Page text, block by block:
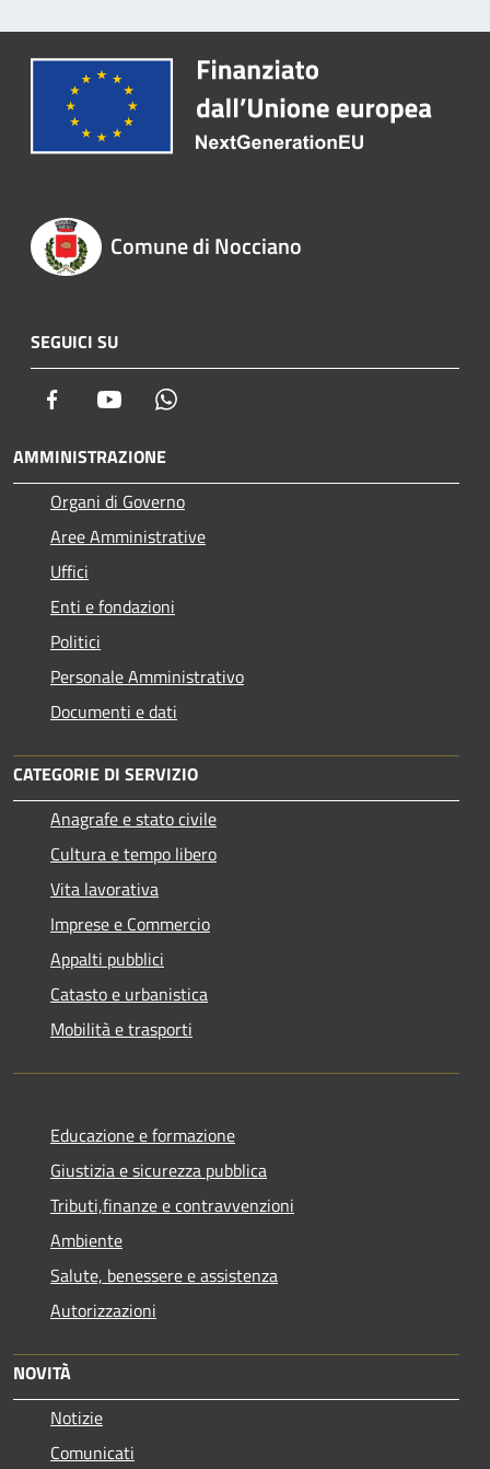
Comune di Nocciano
SEGUICI SU
Facebook Youtube
AMMINISTRAZIONE
Organi di Governo
Aree Amministrative
Uffici
Enti e fondazioni
Politici
Personale Amministrativo
Documenti e dati
CATEGORIE DI SERVIZIO
Anagrafe e stato civile
Cultura e tempo libero
Vita lavorativa
Imprese e Commercio
Appalti pubblici
Catasto e urbanistica
Mobilità e trasporti
Educazione e formazione
Giustizia e sicurezza pubblica
Tributi,finanze e contravvenzioni
Ambiente
Salute, benessere e assistenza
Autorizzazioni
NOVITÀ
Notizie
Comunicati